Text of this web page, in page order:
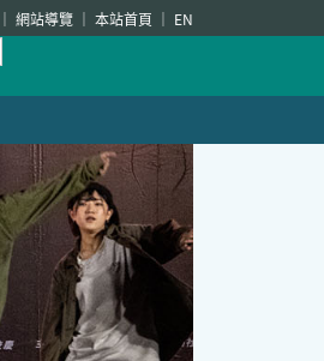
網站導覽 本站首頁 EN